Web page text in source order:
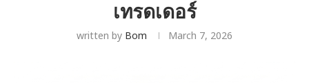
เทรดเดอร์
written by Bom March 7, 2026